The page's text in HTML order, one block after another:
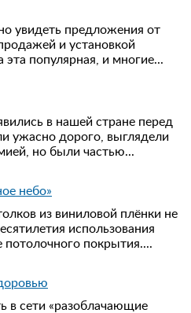
увидеть предложения от
и установкой
популярная, и многие...
в нашей стране перед
ужасно дорого, выглядели
но были частью...
небо»
из виниловой плёнки не
использования
потолочного покрытия....
в сети «разоблачающие